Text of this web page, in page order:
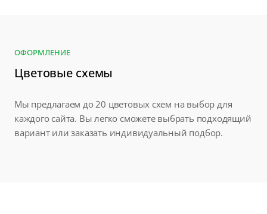
ОФОРМЛЕНИЕ
Цветовые схемы
Мы предлагаем до 20 цветовых схем на выбор для
каждого сайта. Вы легко сможете выбрать подходящий
вариант или заказать индивидуальный подбор.